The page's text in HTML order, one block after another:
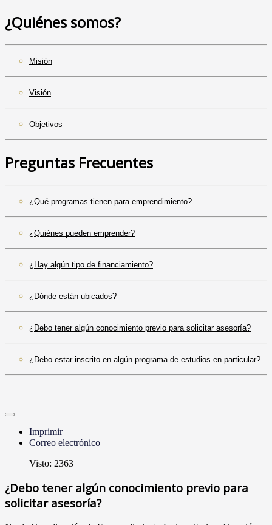
¿Quiénes somos?
Misión
Visión
Objetivos
Preguntas Frecuentes
¿Qué programas tienen para emprendimiento?
¿Quiénes pueden emprender?
¿Hay algún tipo de financiamiento?
¿Dónde están ubicados?
¿Debo tener algún conocimiento previo para solicitar asesoría?
¿Debo estar inscrito en algún programa de estudios en particular?
Imprimir
Correo electrónico
Visto: 2363
¿Debo tener algún conocimiento previo para
solicitar asesoría?